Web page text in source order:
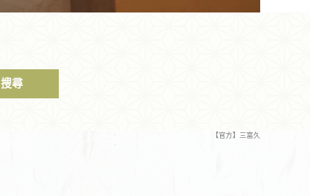
搜尋
【官方】三富久